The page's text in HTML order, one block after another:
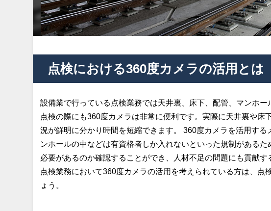
点検における360度カメラの活用とは
設備業で行っている点検業務では天井裏、床下、配管、マンホー
点検の際にも360度カメラは非常に便利です。実際に天井裏や床
況が鮮明に分かり時間を短縮できます。 360度カメラを活用す
ンホールの中などは有資格者しか入れないといった規制がある
必要があるのか確認することができ、人材不足の問題にも貢献す
点検業務において360度カメラの活用を考えられている方は、点
ょう。